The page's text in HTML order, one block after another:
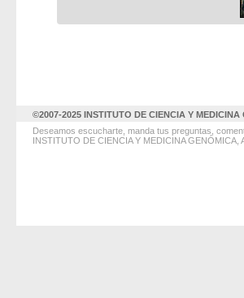
©2007-2025 INSTITUTO DE CIENCIA Y
Deseamos escucharte, manda tus preguntas,
INSTITUTO DE CIENCIA Y MEDICINA